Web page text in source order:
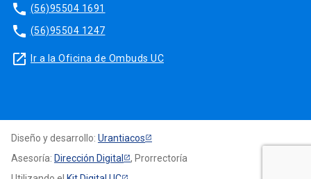
phone (56)95504 1691
phone (56)95504 1247
launch Ir a la Oficina de Ombuds UC
Diseño y desarrollo: Urantiacos
Asesoría: Dirección Digital
, Prorrectoría